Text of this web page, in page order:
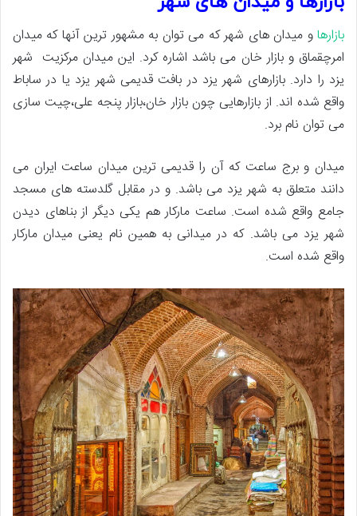
بازارهاو میدان های شهر که می توان به مشهور ترین آنها که میدان
امرچقماق و بازار خان می باشد اشاره کرد. این میدان مرکزیت شهر
یزد را دارد. بازارهای شهر یزد در بافت قدیمی شهر یزد یا در ساباط
واقع شده اند. از بازارهایی چون بازار خان،بازار پنجه علی،چیت سازی
می توان نام برد.
میدان و برج ساعت که آن را قدیمی ترین میدان ساعت ایران می
دانند متعلق به شهر یزد می باشد. و در مقابل گلدسته های مسجد
جامع واقع شده است. ساعت مارکار هم یکی دیگر از بناهای دیدن
شهر یزد می باشد. که در میدانی به همین نام یعنی میدان مارکار
واقع شده است.